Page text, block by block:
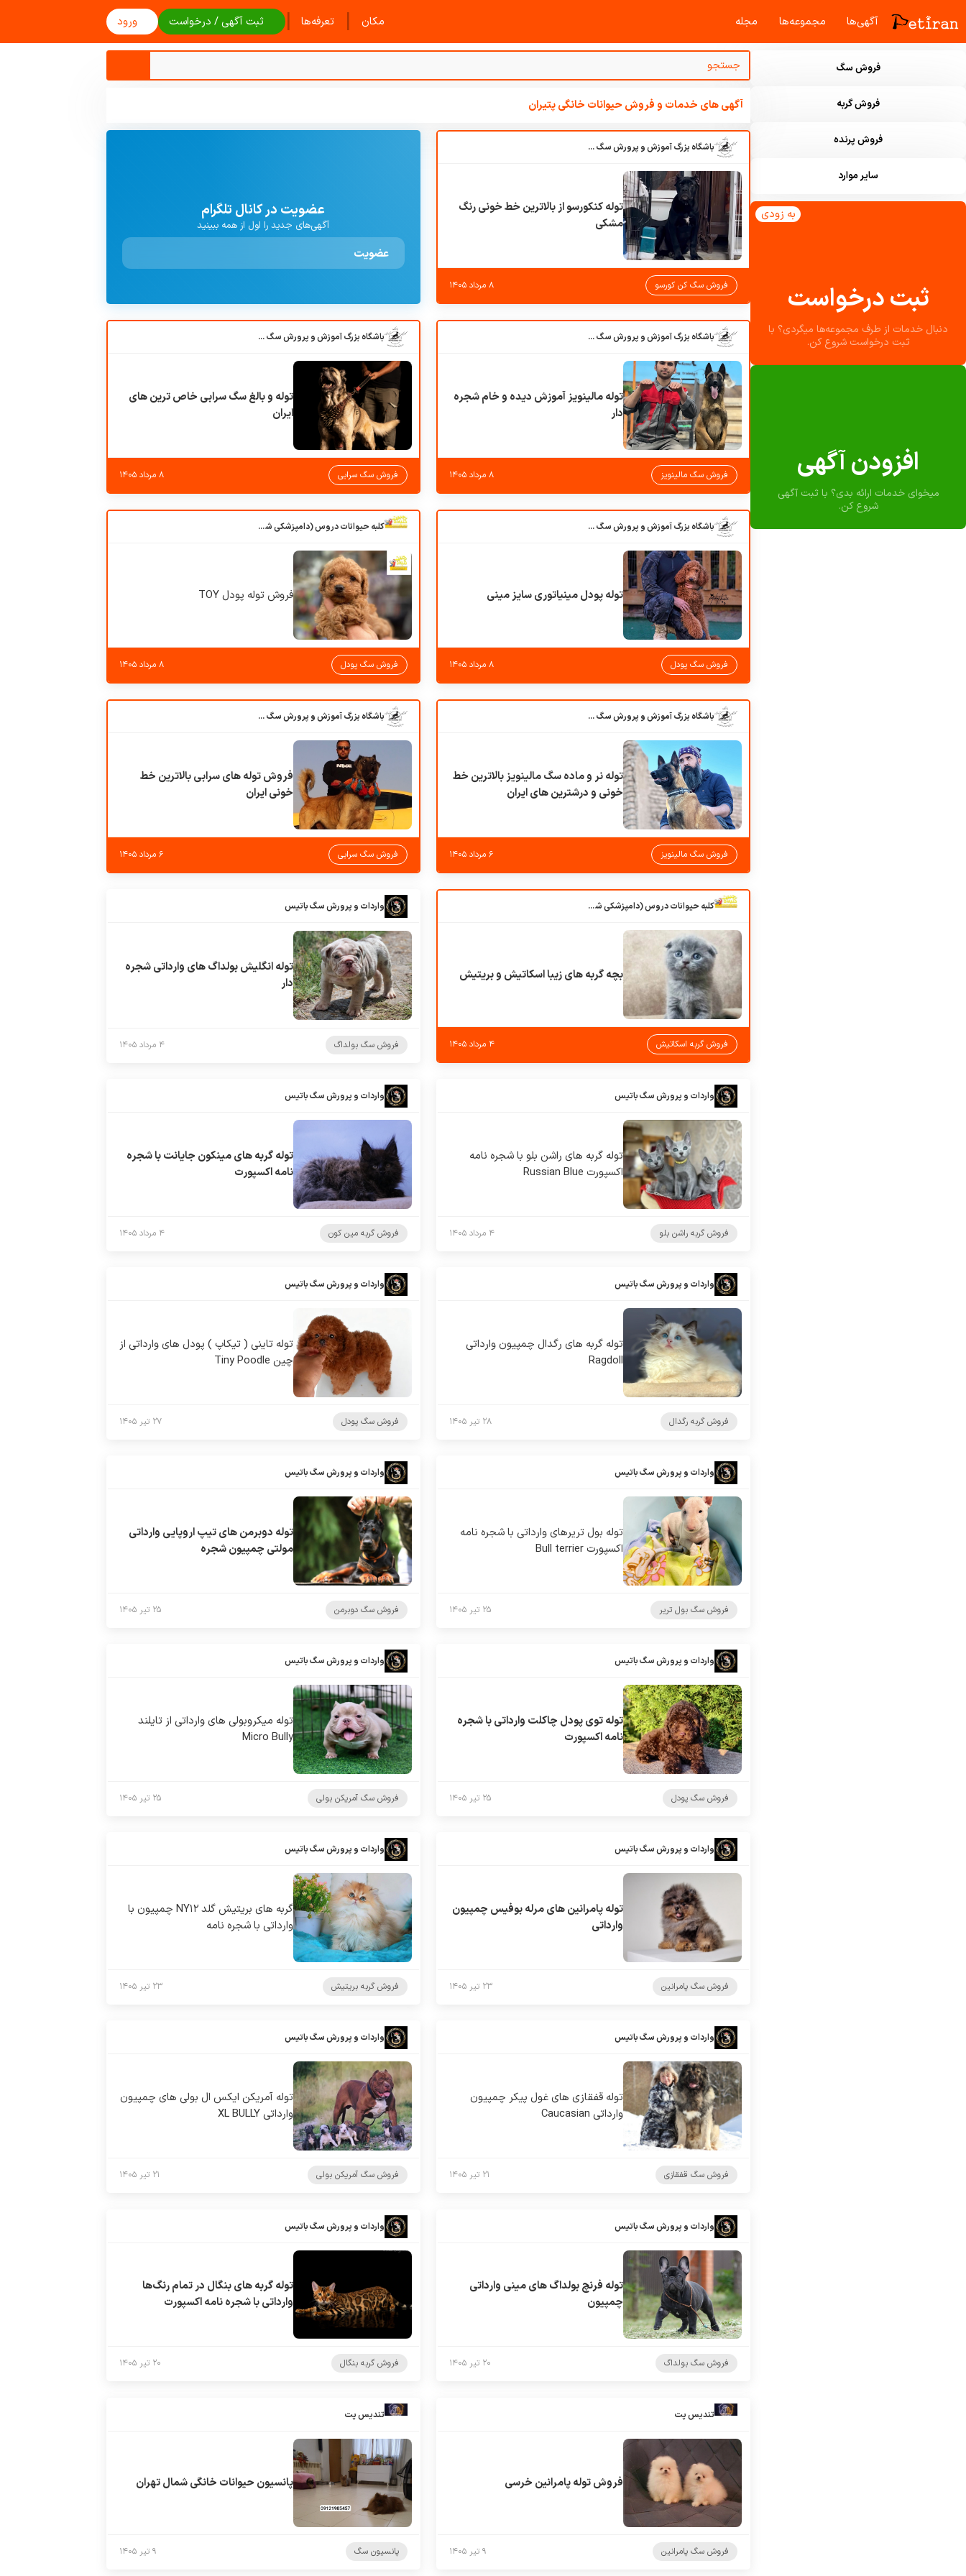
آگهی‌ها مجموعه‌ها مجله‌ مکان | تعرفه‌ها | ثبت آگهی / درخواست ورود
فروش سگ
فروش گربه
فروش پرنده
سایر موارد
ثبت درخواست
دنبال خدمات از طرف مجموعه‌ها میگردی؟ با
ثبت درخواست شروع کن.
به زودی
افزودن آگهی
میخوای خدمات ارائه بدی؟ با ثبت آگهی
شروع کن.
آگهی های خدمات و فروش حیوانات خانگی پتیران
باشگاه بزرگ آموزش و پرورش سگ کوهرج کنل
توله کنکورسو از بالاترین خط خونی رنگ
مشکی
فروش سگ کن کورسو ۸ مرداد ۱۴۰۵
عضویت در کانال تلگرام
آگهی‌های جدید را اول از همه ببینید
عضویت
باشگاه بزرگ آموزش و پرورش سگ کوهرج کنل
توله مالینویز آموزش دیده و خام شجره
دار
فروش سگ مالینویز ۸ مرداد ۱۴۰۵
باشگاه بزرگ آموزش و پرورش سگ کوهرج کنل
توله و بالغ سگ سرابی خاص ترین های
ایران
فروش سگ سرابی ۸ مرداد ۱۴۰۵
باشگاه بزرگ آموزش و پرورش سگ کوهرج کنل
توله پودل مینیاتوری سایز مینی
فروش سگ پودل ۸ مرداد ۱۴۰۵
کلبه حیوانات دروس (دامپزشکی شهرزاد)
فروش توله پودل TOY
فروش سگ پودل ۸ مرداد ۱۴۰۵
باشگاه بزرگ آموزش و پرورش سگ کوهرج کنل
توله نر و ماده سگ مالینویز بالاترین خط
خونی و درشترین های ایران
فروش سگ مالینویز ۶ مرداد ۱۴۰۵
باشگاه بزرگ آموزش و پرورش سگ کوهرج کنل
فروش توله های سرابی بالاترین خط
خونی ایران
فروش سگ سرابی ۶ مرداد ۱۴۰۵
کلبه حیوانات دروس (دامپزشکی شهرزاد)
بچه گربه های زیبا اسکاتیش و بریتیش
فروش گربه اسکاتیش ۴ مرداد ۱۴۰۵
واردات و پرورش سگ باتیس
توله انگلیش بولداگ های وارداتی شجره
دار
فروش سگ بولداگ ۴ مرداد ۱۴۰۵
واردات و پرورش سگ باتیس
توله گربه های راشن بلو با شجره نامه
اکسپورت Russian Blue
فروش گربه راشن بلو ۴ مرداد ۱۴۰۵
واردات و پرورش سگ باتیس
توله گربه های مینکون جایانت با شجره
نامه اکسپورت
فروش گربه مین کون ۴ مرداد ۱۴۰۵
واردات و پرورش سگ باتیس
توله گربه های رگدال چمپیون وارداتی
Ragdoll
فروش گربه رگدال ۲۸ تیر ۱۴۰۵
واردات و پرورش سگ باتیس
توله تاینی ( تیکاپ ) پودل های وارداتی از
چین Tiny Poodle
فروش سگ پودل ۲۷ تیر ۱۴۰۵
واردات و پرورش سگ باتیس
توله بول تریرهای وارداتی با شجره نامه
اکسپورت Bull terrier
فروش سگ بول تریر ۲۵ تیر ۱۴۰۵
واردات و پرورش سگ باتیس
توله دوبرمن های تیپ اروپایی وارداتی
مولتی چمپیون شجره
فروش سگ دوبرمن ۲۵ تیر ۱۴۰۵
واردات و پرورش سگ باتیس
توله توی پودل چاکلت وارداتی با شجره
نامه اکسپورت
فروش سگ پودل ۲۵ تیر ۱۴۰۵
واردات و پرورش سگ باتیس
توله میکروبولی های وارداتی از تایلند
Micro Bully
فروش سگ آمریکن بولی ۲۵ تیر ۱۴۰۵
واردات و پرورش سگ باتیس
توله پامرانین های مرله بوفیس چمپیون
وارداتی
فروش سگ پامرانین ۲۳ تیر ۱۴۰۵
واردات و پرورش سگ باتیس
گربه های بریتیش گلد NY۱۲ چمپیون با
وارداتی با شجره نامه
فروش گربه بریتیش ۲۳ تیر ۱۴۰۵
واردات و پرورش سگ باتیس
توله قفقازی های غول پیکر چمپیون
وارداتی Caucasian
فروش سگ قفقازی ۲۱ تیر ۱۴۰۵
واردات و پرورش سگ باتیس
توله آمریکن ایکس ال بولی های چمپیون
وارداتی XL BULLY
فروش سگ آمریکن بولی ۲۱ تیر ۱۴۰۵
واردات و پرورش سگ باتیس
توله فرنچ بولداگ های مینی وارداتی
چمپیون
فروش سگ بولداگ ۲۰ تیر ۱۴۰۵
واردات و پرورش سگ باتیس
توله گربه های بنگال در تمام رنگ‌ها
وارداتی با شجره نامه اکسپورت
فروش گربه بنگال ۲۰ تیر ۱۴۰۵
تندیس پت
فروش توله پامرانین خرسی
فروش سگ پامرانین ۹ تیر ۱۴۰۵
تندیس پت
پانسیون حیوانات خانگی شمال تهران
پانسیون سگ ۹ تیر ۱۴۰۵